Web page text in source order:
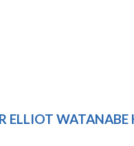
ELLIOT